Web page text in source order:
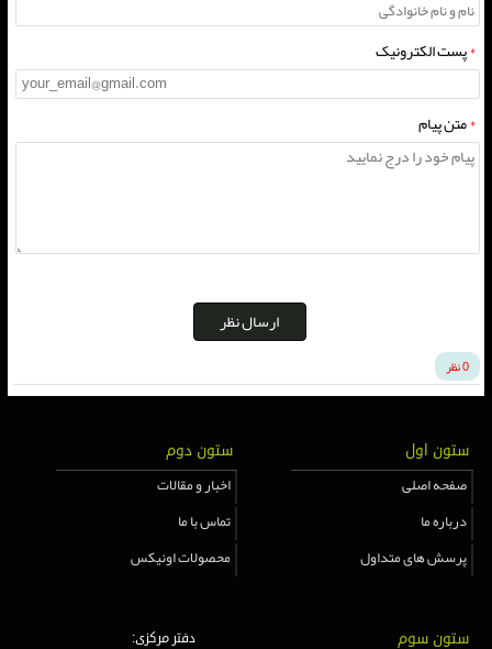
*پست الکترونیک
*متن پیام
ارسال نظر
0 نظر
ستون اول
صفحه اصلی
درباره ما
پرسش های متداول
ستون دوم
اخبار و مقالات
تماس با ما
محصولات اونیکس
ستون سوم دفتر مرکزی: